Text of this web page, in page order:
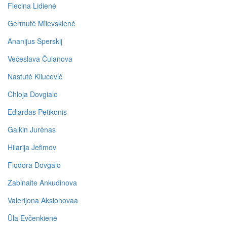
Flecina Lidienė
Germutė Milevskienė
Ananijus Sperskij
Večeslava Čulanova
Nastutė Kliucevič
Chloja Dovgialo
Ediardas Petikonis
Galkin Jurėnas
Hilarija Jefimov
Fiodora Dovgalo
Zabinaite Ankudinova
Valerijona Aksionovaa
Ūla Evčenkienė